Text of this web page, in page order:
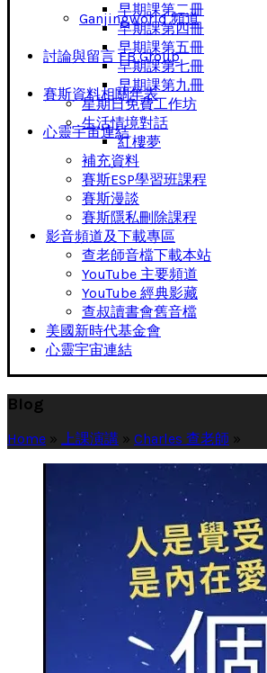
Ganjingworld 頻道
討論與留言 FB Group
賽斯資料相關年表
心靈宇宙連結
早期課第二冊
早期課第四冊
早期課第五冊
早期課第七冊
早期課第九冊
星期日免費工作坊
生活情境對話
紅樓夢
補充資料
賽斯ESP學習班課程
賽斯漫談
賽斯隱私刪除課程
影音頻道及下載專區
查老師音檔下載本站
YouTube 主要頻道
YouTube 經典影藏
查叔讀書會舊音檔
美國新時代基金會
心靈宇宙連結
Blog
Home » 上課演講 » Charles 查老師 »